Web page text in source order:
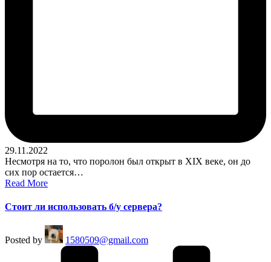
29.11.2022
Несмотря на то, что поролон был открыт в XIX веке, он до
сих пор остается…
Read More
Стоит ли использовать б/у сервера?
Posted by 1580509@gmail.com